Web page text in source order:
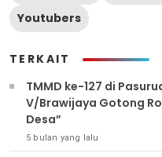
Youtubers
TERKAIT
TMMD ke-127 di
V/Brawijaya Gotong
Desa”
5 bulan yang lalu